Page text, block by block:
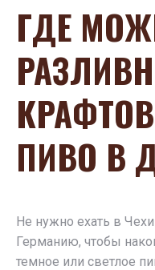
ГДЕ
ПИВО В
Не нужно ехать в
Германию, чтобы
темное или светлое